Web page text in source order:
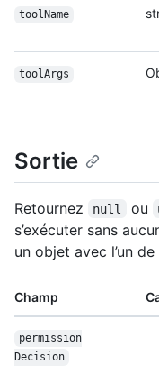
toolName
toolArgs
Sortie
Retournez null ou
s’exécuter sans
un objet avec l’un
Champ
permission
Decision